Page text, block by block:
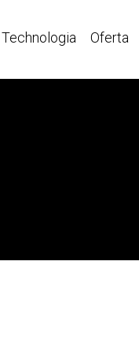
Technologia Oferta